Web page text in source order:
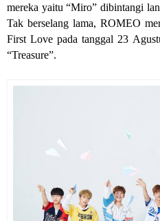
mereka yaitu “Miro” dibintangi
Tak berselang lama, ROMEO
First Love pada tanggal 23
“Treasure”.